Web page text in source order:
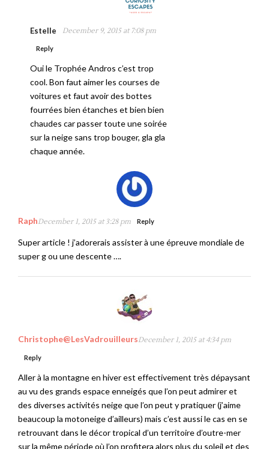
Estelle December 9, 2015 at 7:08 pm
Reply
Oui le Trophée Andros c’est trop
cool. Bon faut aimer les courses de
voitures et faut avoir des bottes
fourrées bien étanches et bien bien
chaudes car passer toute une soirée
sur la neige sans trop bouger, gla gla
chaque année.
RaphDecember 1, 2015 at 3:28 pm Reply
Super article ! j’adorerais assister à une épreuve mondiale de
super g ou une descente ….
Christophe@LesVadrouilleursDecember 1, 2015 at 4:34 pm
Reply
Aller à la montagne en hiver est effectivement très dépaysant
au vu des grands espace enneigés que l’on peut admirer et
des diverses activités neige que l’on peut y pratiquer (j’aime
beaucoup la motoneige d’ailleurs) mais c’est aussi le cas en se
retrouvant dans le décor tropical d’un territoire d’outre-mer
sur la même période où l’on profitera alors plus du soleil et des